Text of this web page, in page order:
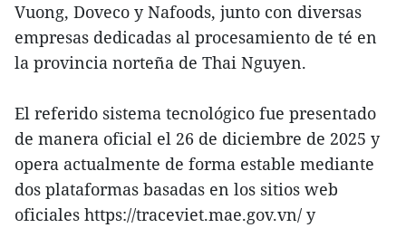
Vuong, Doveco y Nafoods, junto con diversas
empresas dedicadas al procesamiento de té en
la provincia norteña de Thai Nguyen.
El referido sistema tecnológico fue presentado
de manera oficial el 26 de diciembre de 2025 y
opera actualmente de forma estable mediante
dos plataformas basadas en los sitios web
oficiales https://traceviet.mae.gov.vn/ y